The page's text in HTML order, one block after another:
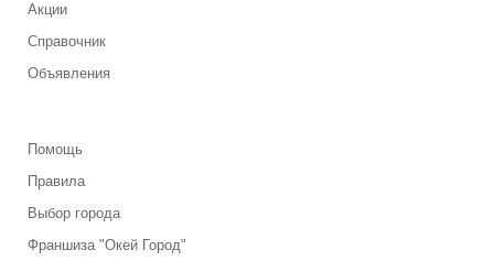
Акции
Справочник
Объявления
Помощь
Правила
Выбор города
Франшиза "Окей Город"